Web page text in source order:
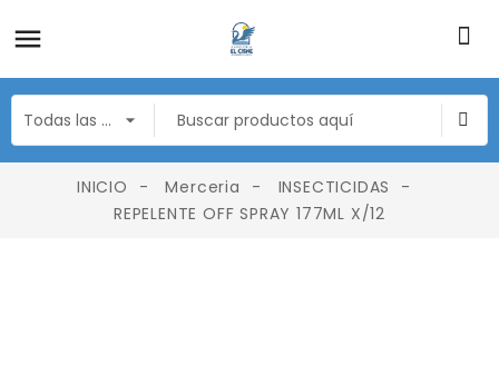
INICIO Merceria
INSECTICIDAS
REPELENTE OFF SPRAY 177ML X/12